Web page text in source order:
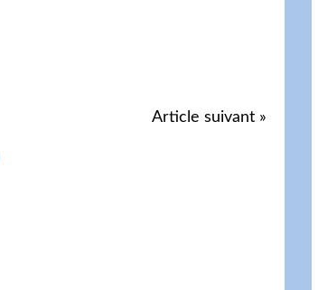
Article suivant »